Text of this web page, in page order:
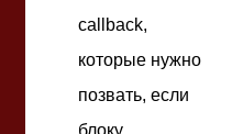
callback,
которые нужно
позвать, если
блоку